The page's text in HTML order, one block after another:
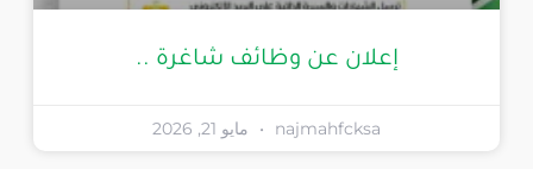
إعلان عن وظائف شاغرة ..
najmahfcksa مايو 21, 2026